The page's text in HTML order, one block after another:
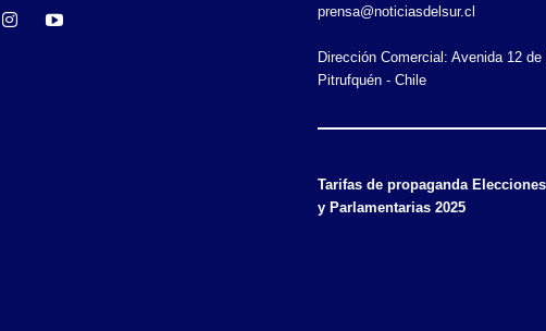
prensa@noticiasdelsur.cl
Dirección Comercial: Avenida 12 de
Pitrufquén - Chile
Tarifas de propaganda
y Parlamentarias 2025